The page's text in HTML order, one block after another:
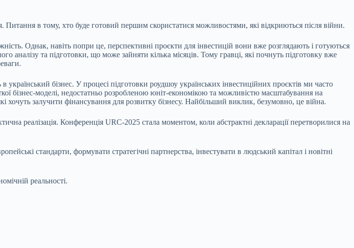
в тому, хто буде готовий першим скористатися можливостями, які відкриються після війни.
Однак, навіть попри це, перспективні проєкти для інвестицій вони вже розглядають і готуються
аналізу та підготовки, що може зайняти кілька місяців. Тому гравці, які почнуть підготовку вже
бізнес. У процесі підготовки роудшоу українських інвестиційних проєктів ми часто
бізнес-моделі, недостатньо розробленою юніт-економікою та можливістю масштабування на
хочуть залучити фінансування для розвитку бізнесу. Найбільший виклик, безумовно, це війна.
реалізація. Конференція URC‑2025 стала моментом, коли абстрактні декларації перетворилися на
стандарти, формувати стратегічні партнерства, інвестувати в людський капітал і новітні
реальності.